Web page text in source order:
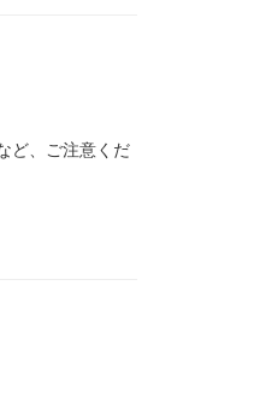
ど、ご注意くだ